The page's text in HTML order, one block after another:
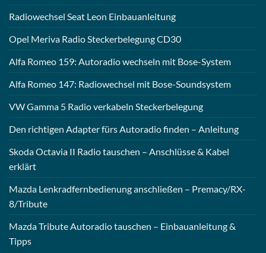
Radiowechsel Seat Leon Einbauanleitung
Opel Meriva Radio Steckerbelegung CD30
Alfa Romeo 159: Autoradio wechseln mit Bose-System
Alfa Romeo 147: Radiowechsel mit Bose-Soundsystem
VW Gamma 5 Radio verkabeln Steckerbelegung
Den richtigen Adapter fürs Autoradio finden – Anleitung
Skoda Octavia II Radio tauschen – Anschlüsse & Kabel
erklärt
Mazda Lenkradfernbedienung anschließen – Premacy/RX-
8/Tribute
Mazda Tribute Autoradio tauschen – Einbauanleitung &
Tipps